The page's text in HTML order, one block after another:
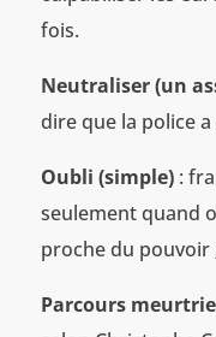
fois.
Neutraliser (un
dire que la police
Oubli (simple) :
seulement quand
proche du pouvoir
Parcours